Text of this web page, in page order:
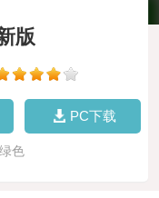
版
PC下载
色